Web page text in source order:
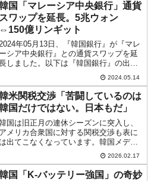
国「マレーシア中央銀行」通貨
スワップを延長。5兆ウォン
⇔150億リンギット
年05月13日、『韓国銀行』が『マレ
ーシア中央銀行』との通貨スワップを延
しました。以下は『韓国銀行』の出し
たプレスリリースです。2024年05月13日
公報 2024-05-17号題目 : 『韓国銀行』
マレーシア中央銀行』とウォン...
2024.05.14
米関税交渉「苦闘しているのは
国だけではない。日本もだ」
国は旧正月の連休シーズンに突入し、
アメリカ合衆国に対する関税交渉も表に
は出てこなくなっています。韓国メディ
ア『NEWSIS』が面白い記事を出してい
ます。同記事から一部を以下に引きま
。（前略）16日、通商当局によると、
2026.02.17
国「K-バッテリー強国」の奇妙